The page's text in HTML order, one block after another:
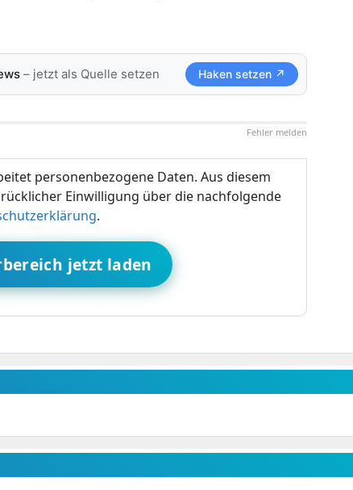
– jetzt als Quelle setzen Haken setzen ↗
Fehler melden
personenbezogene Daten. Aus diesem
Einwilligung über die nachfolgende
.
jetzt laden